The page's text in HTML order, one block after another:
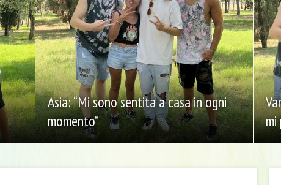
Asia: “Mi sono sentita a casa in ogni
momento”
mi